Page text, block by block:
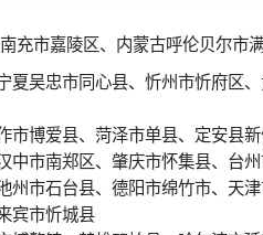
充市嘉陵区、内蒙古呼伦贝尔市
吴忠市同心县、忻州市忻府区
市博爱县、菏泽市单县、定安县
中市南郑区、肇庆市怀集县、台
州市石台县、德阳市绵竹市、天
宾市忻城县